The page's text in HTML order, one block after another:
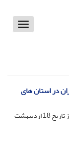
Toggle
در استان های
تاریخ 18 اردیبهشت